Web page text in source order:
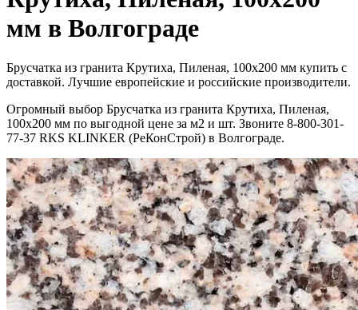
мм в Волгограде
Брусчатка из гранита Крутиха, Пиленая, 100х200 мм купить с
доставкой. Лучшие европейские и российские производители.
Огромный выбор Брусчатка из гранита Крутиха, Пиленая,
100х200 мм по выгодной цене за м2 и шт. Звоните 8-800-301-
77-37 RKS KLINKER (РеКонСтрой) в Волгограде.